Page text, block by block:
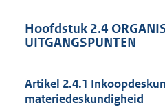
Hoofdstuk 2.4
UITGANGSPUNTEN
Artikel 2.4.1
materiedeskundigheid